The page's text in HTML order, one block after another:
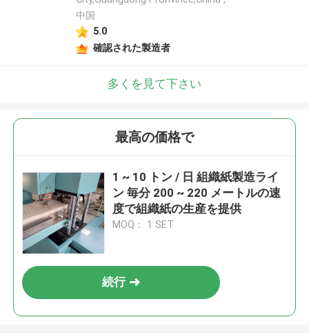
中国
5.0
確認された製造者
多くを見て下さい
最高の価格で
1 ~ 10 トン / 日 組織紙製造ライ
ン 毎分 200 ~ 220 メートルの速
度で組織紙の生産を提供
MOQ： 1 SET
続行